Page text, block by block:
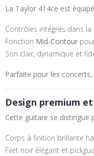
La Taylor 414ce est
Contrôles intégrés dans
Fonction Mid-Contour
Son clair, dynamique et
Parfaite pour les
Design premium
Cette guitare se distingue
Corps à finition brillante
Filet noir élégant et